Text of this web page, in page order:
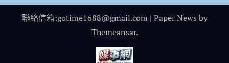
聯絡信箱:gotime1688@gmail.com | Paper News by
Themeansar.